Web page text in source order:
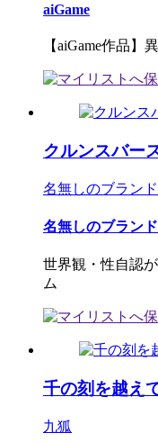
aiGame
【aiGame作品】
クルンスバー
名無しのブランド
名無しのブラン
世界観・性自認
ム
千の刻を越え
九狐